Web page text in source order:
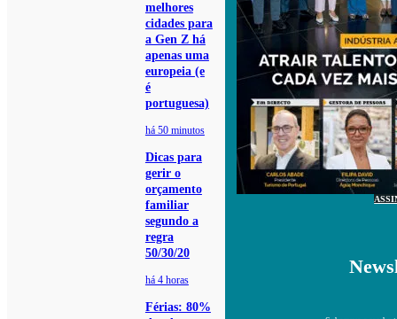
melhores
cidades para
a Gen Z há
apenas uma
europeia (e
é
portuguesa)
há 50 minutos
Dicas para
gerir o
orçamento
familiar
segundo a
regra
50/30/20
há 4 horas
Férias: 80%